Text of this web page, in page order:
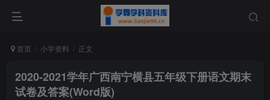
首页 小学资料 正文
2020-2021学年广西南宁横县五年级下册语文期末
试卷及答案(Word版)